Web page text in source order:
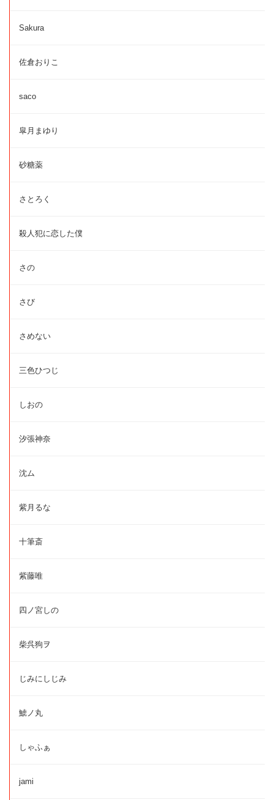
Sakura
佐倉おりこ
saco
皐月まゆり
砂糖薬
さとろく
殺人犯に恋した僕
さの
さび
さめない
三色ひつじ
しおの
汐張神奈
沈ム
紫月るな
十筆斎
紫藤唯
四ノ宮しの
柴呉狗ヲ
じみにしじみ
鯱ノ丸
しゃふぁ
jami